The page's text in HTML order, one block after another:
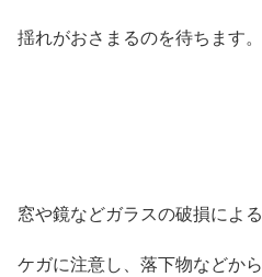
揺れがおさまるのを待ちます。
窓や鏡などガラスの破損による
ケガに注意し、落下物などから